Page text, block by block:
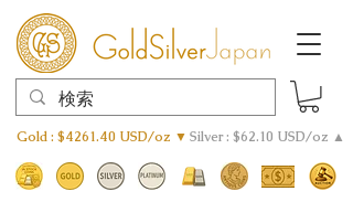
Gold : $4261.40 USD/oz ▼ Silver : $62.10 USD/oz ▲